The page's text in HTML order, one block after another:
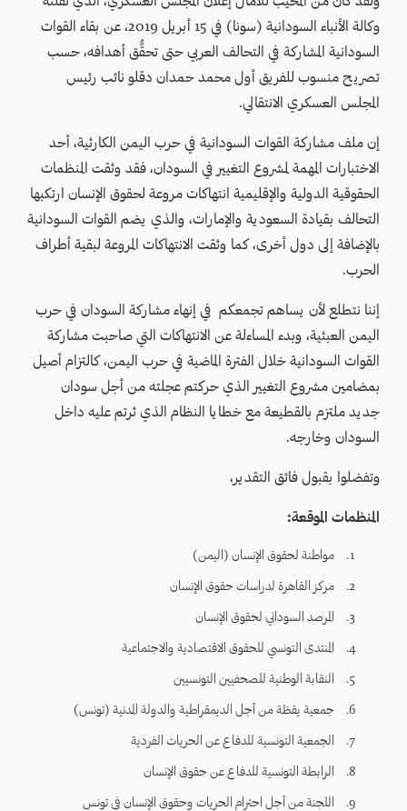
وكالة الأنباء السودانية (سونا) في 15 أبريل 2019، عن بقاء القوات
السودانية المشاركة في التحالف العربي حتى تحقُّق أهدافه، حسب
تصريح منسوب للفريق أول محمد حمدان دقلو نائب رئيس
المجلس العسكري الانتقالي.
إن ملف مشاركة القوات السودانية في حرب اليمن الكارثية، أحد
الاختبارات المهمة لمشروع التغيير في السودان، فقد وثقت المنظمات
الحقوقية الدولية والإقليمية انتهاكات مروعة لحقوق الإنسان ارتكبها
التحالف بقيادة السعودية والإمارات، والذي يضم القوات السودانية
بالإضافة إلى دول أخرى، كما وثقت الانتهاكات المروعة لبقية أطراف
الحرب.
إننا نتطلع لأن يساهم تجمعكم في إنهاء مشاركة السودان في حرب
اليمن العبثية، وبدء المساءلة عن الانتهاكات التي صاحبت مشاركة
القوات السودانية خلال الفترة الماضية في حرب اليمن، كالتزام أصيل
بمضامين مشروع التغيير الذي حركتم عجلته من أجل سودان
جديد ملتزم بالقطيعة مع خطايا النظام الذي ثرتم عليه داخل
السودان وخارجه.
وتفضلوا بقبول فائق التقدير،
المنظمات الموقعة:
مواطنة لحقوق الإنسان (اليمن)
مركز القاهرة لدراسات حقوق الإنسان
المرصد السوداني لحقوق الإنسان
المنتدى التونسي للحقوق الاقتصادية والاجتماعية
النقابة الوطنية للصحفيين التونسيين
جمعية يقظة من أجل الديمقراطية والدولة المدنية (تونس)
الجمعية التونسية للدفاع عن الحريات الفردية
الرابطة التونسية للدفاع عن حقوق الإنسان
اللجنة من أجل احترام الحريات وحقوق الإنسان في تونس